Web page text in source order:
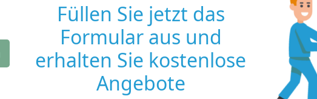
Füllen Sie jetzt das
Formular aus und
erhalten Sie kostenlose
Angebote